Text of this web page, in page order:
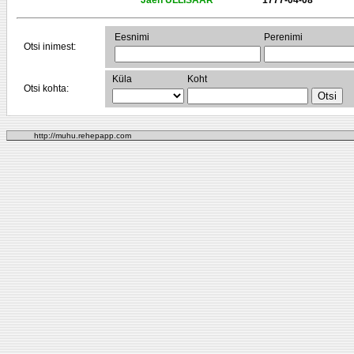
Otsi inimest:
Eesnimi Perenimi
Otsi kohta:
Küla Koht
http://muhu.rehepapp.com